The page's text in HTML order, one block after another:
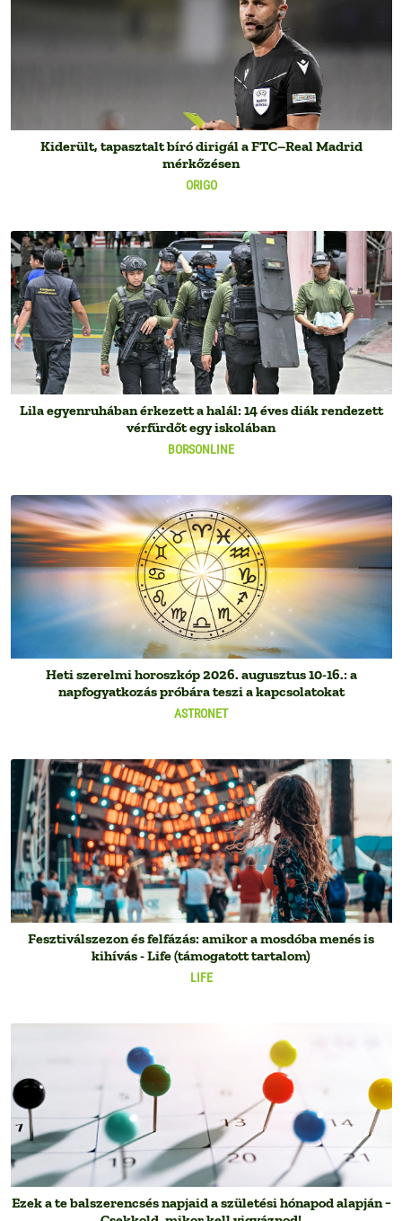
ORIGO
Kiderült, tapasztalt bíró dirigál a FTC–Real Madrid
mérkőzésen
BORSONLINE
Lila egyenruhában érkezett a halál: 14 éves diák rendezett
vérfürdőt egy iskolában
ASTRONET
Heti szerelmi horoszkóp 2026. augusztus 10-16.: a
napfogyatkozás próbára teszi a kapcsolatokat
LIFE
Fesztiválszezon és felfázás: amikor a mosdóba menés is
kihívás - Life (támogatott tartalom)
Ezek a te balszerencsés napjaid a születési hónapod alapján −